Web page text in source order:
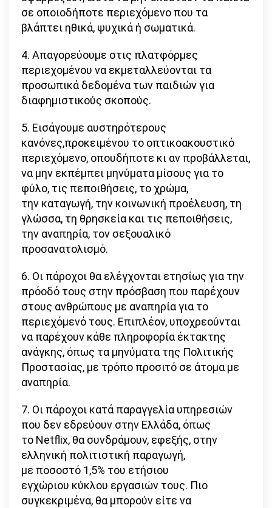
σε οποιοδήποτε περιεχόμενο που τα
βλάπτει ηθικά, ψυχικά ή σωματικά.
4. Απαγορεύουμε στις πλατφόρμες
περιεχομένου να εκμεταλλεύονται τα
προσωπικά δεδομένα των παιδιών για
διαφημιστικούς σκοπούς.
5. Εισάγουμε αυστηρότερους
κανόνες,προκειμένου το οπτικοακουστικό
περιεχόμενο, οπουδήποτε κι αν προβάλλεται,
να μην εκπέμπει μηνύματα μίσους για το
φύλο, τις πεποιθήσεις, το χρώμα,
την καταγωγή, την κοινωνική προέλευση, τη
γλώσσα, τη θρησκεία και τις πεποιθήσεις,
την αναπηρία, τον σεξουαλικό
προσανατολισμό.
6. Οι πάροχοι θα ελέγχονται ετησίως για την
πρόοδό τους στην πρόσβαση που παρέχουν
στους ανθρώπους με αναπηρία για το
περιεχόμενό τους. Επιπλέον, υποχρεούνται
να παρέχουν κάθε πληροφορία έκτακτης
ανάγκης, όπως τα μηνύματα της Πολιτικής
Προστασίας, με τρόπο προσιτό σε άτομα με
αναπηρία.
7. Οι πάροχοι κατά παραγγελία υπηρεσιών
που δεν εδρεύουν στην Ελλάδα, όπως
το Netflix, θα συνδράμουν, εφεξής, στην
ελληνική πολιτιστική παραγωγή,
με ποσοστό 1,5% του ετήσιου
εγχώριου κύκλου εργασιών τους. Πιο
συγκεκριμένα, θα μπορούν είτε να